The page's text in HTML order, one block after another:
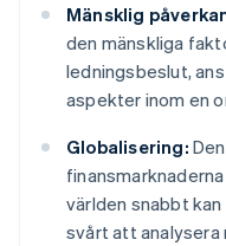
Mänsklig
den mänskliga
ledningsbeslut,
aspekter inom en
Globalisering:
världen snabbt
svårt att analysera